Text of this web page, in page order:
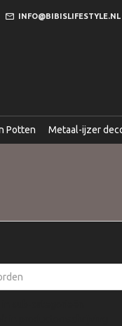
INFO@BIBISLIFESTYLE.NL
Potten Metaal-ijzer